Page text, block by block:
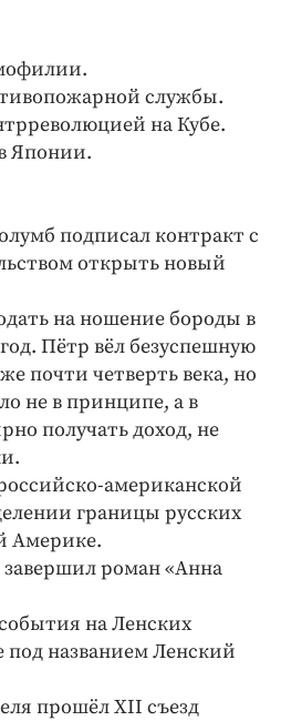
службы.
на Кубе.
Японии.
подписал контракт с
открыть новый
на ношение бороды в
Пётр вёл безуспешную
почти четверть века, но
не в принципе, а в
получать доход, не
американской
границы русских
Америке.
роман «Анна
на Ленских
под названием Ленский
прошёл XII съезд